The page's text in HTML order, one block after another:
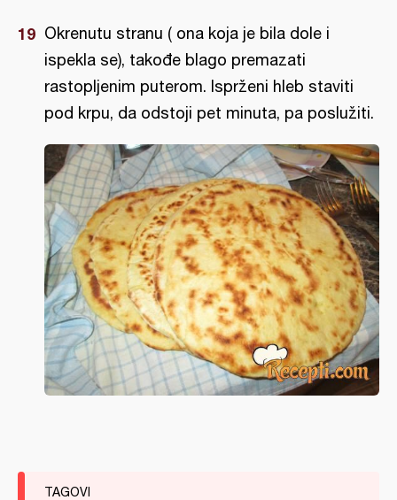
Okrenutu stranu ( ona koja je bila dole i
ispekla se), takođe blago premazati
rastopljenim puterom. Isprženi hleb staviti
pod krpu, da odstoji pet minuta, pa poslužiti.
TAGOVI